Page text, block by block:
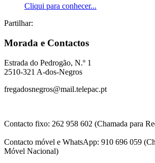
Cliqui para conhecer...
Partilhar:
Morada e Contactos
Estrada do Pedrogão, N.º 1
2510-321 A-dos-Negros
fregadosnegros@mail.telepac.pt
Contacto fixo: 262 958 602 (Chamada para
Contacto móvel e WhatsApp: 910 696 059
Móvel Nacional)